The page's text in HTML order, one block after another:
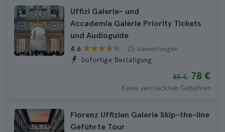
Uffizi Galerie- und
Accademia Galerie Priority Tickets
und Audioguide
4.6
25 bewertungen
Sofortige Bestätigung
85 € 78 €
Keine versteckten Gebühren
Florenz Uffizien Galerie Skip-the-line
Geführte Tour